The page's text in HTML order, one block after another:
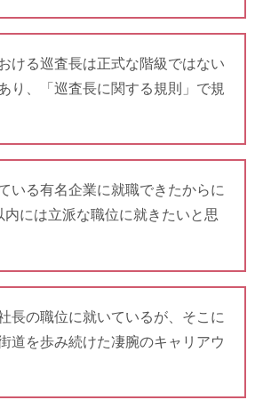
ける巡査長は正式な階級ではない
り、「巡査長に関する規則」で規
いる有名企業に就職できたからに
内には立派な職位に就きたいと思
長の職位に就いているが、そこに
道を歩み続けた凄腕のキャリアウ